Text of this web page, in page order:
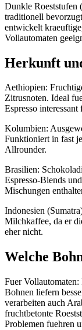
Dunkle Roeststufen
traditionell
entwickelt
Vollautomaten
Herkunft
Aethiopien:
Zitrusnoten. Ideal
Espresso
Kolumbien:
Funktioniert in fast
Allrounder.
Brasilien:
Espresso-Blends
Mischungen
Indonesien
Milchkaffee, da er
eher nicht.
Welche
Fuer
Bohnen liefern
verarbeiten auch
fruchtbetonte
Problemen fuehren